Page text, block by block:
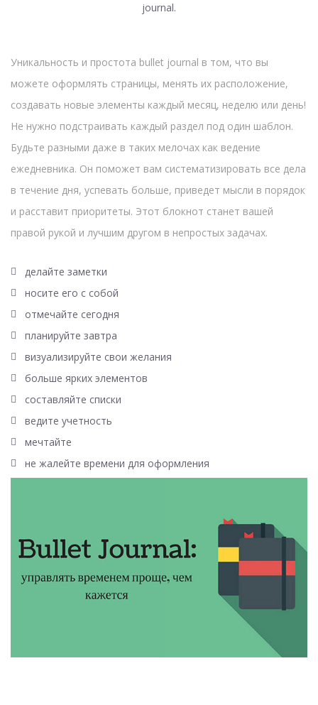
journal.
Уникальность и простота bullet journal в том, что вы
можете оформлять страницы, менять их расположение,
создавать новые элементы каждый месяц, неделю или день!
Не нужно подстраивать каждый раздел под один шаблон.
Будьте разными даже в таких мелочах как ведение
ежедневника. Он поможет вам систематизировать все дела
в течение дня, успевать больше, приведет мысли в порядок
и расставит приоритеты. Этот блокнот станет вашей
правой рукой и лучшим другом в непростых задачах.
делайте заметки
носите его с собой
отмечайте сегодня
планируйте завтра
визуализируйте свои желания
больше ярких элементов
составляйте списки
ведите учетность
мечтайте
не жалейте времени для оформления